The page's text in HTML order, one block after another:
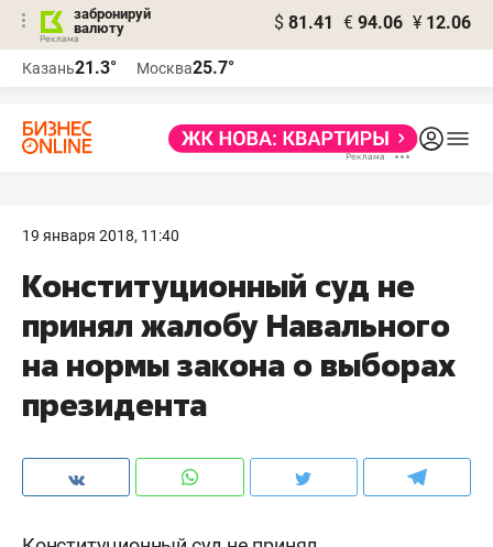
забронируй
валюту
$ 81.41 € 94.06 ¥ 12.06
Казань21.3° Москва25.7°
19 января 2018, 11:40
Конституционный суд не
принял жалобу Навального
на нормы закона о выборах
президента